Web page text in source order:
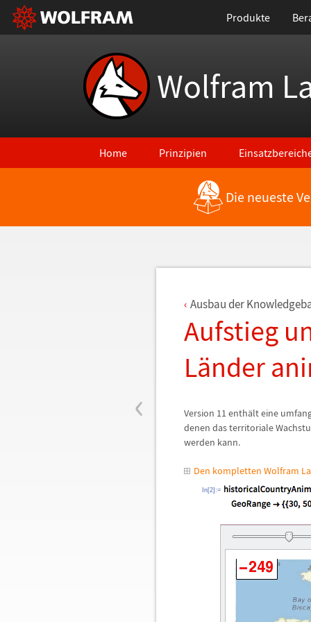
Produkte
Wolfram
Home Prinzipien
Zurück zu den neuesten FeaturesDie neueste
‹
Ausbau der
Aufstieg
Länder
Version 11 enthält eine
denen das territoriale
werden kann.
Den kompletten Wolfram
In[2]:=